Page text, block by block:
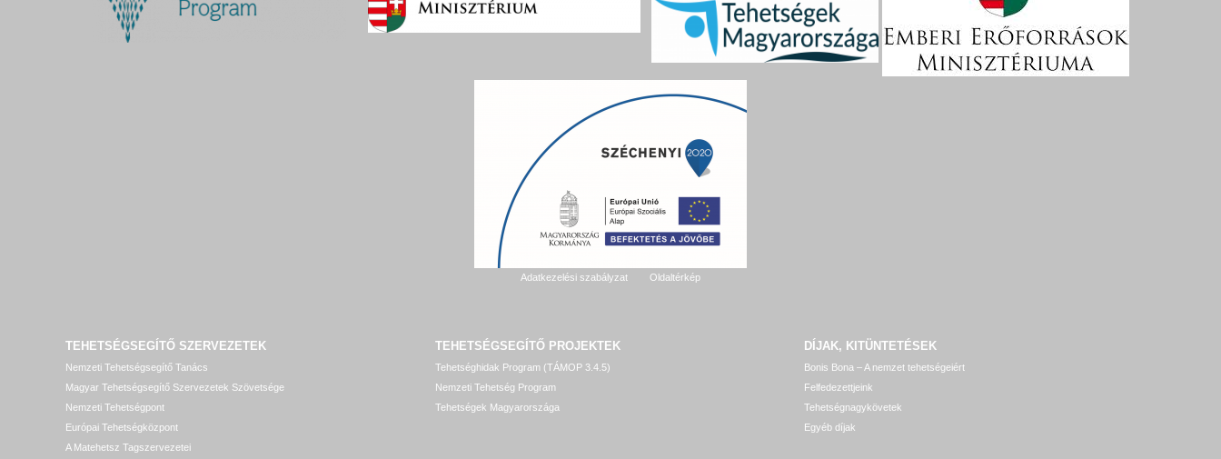
Adatkezelési szabályzat Oldaltérkép
TEHETSÉGSEGÍTŐ SZERVEZETEK
Nemzeti Tehetségsegítő Tanács
Magyar Tehetségsegítő Szervezetek Szövetsége
Nemzeti Tehetségpont
Európai Tehetségközpont
A Matehetsz Tagszervezetei
TEHETSÉGSEGÍTŐ PROJEKTEK
Tehetséghidak Program (TÁMOP 3.4.5)
Nemzeti Tehetség Program
Tehetségek Magyarországa
DÍJAK, KITÜNTETÉSEK
Bonis Bona – A nemzet tehetségeiért
Felfedezettjeink
Tehetségnagykövetek
Egyéb díjak